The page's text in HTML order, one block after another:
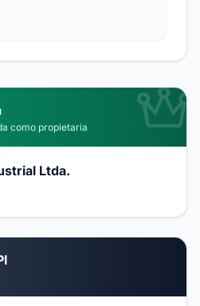
como propietaria
Ltda.